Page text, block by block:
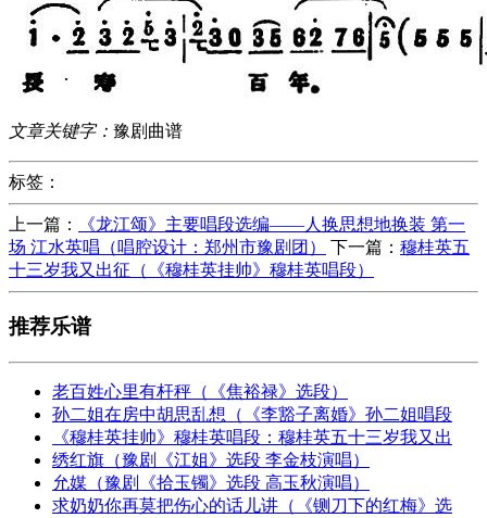
文章关键字： 豫剧曲谱
标签：
上一篇：
《龙江颂》主要唱段选编——人换思想地换装 第一
场 江水英唱（唱腔设计：郑州市豫剧团）
下一篇： 穆桂英五
十三岁我又出征（《穆桂英挂帅》穆桂英唱段）
推荐乐谱
老百姓心里有杆秤（《焦裕禄》选段）
孙二姐在房中胡思乱想（《李豁子离婚》孙二姐唱段
《穆桂英挂帅》穆桂英唱段：穆桂英五十三岁我又出
绣红旗（豫剧《江姐》选段 李金枝演唱）
允媒（豫剧《拾玉镯》选段 高玉秋演唱）
求奶奶你再莫把伤心的话儿讲（《铡刀下的红梅》选